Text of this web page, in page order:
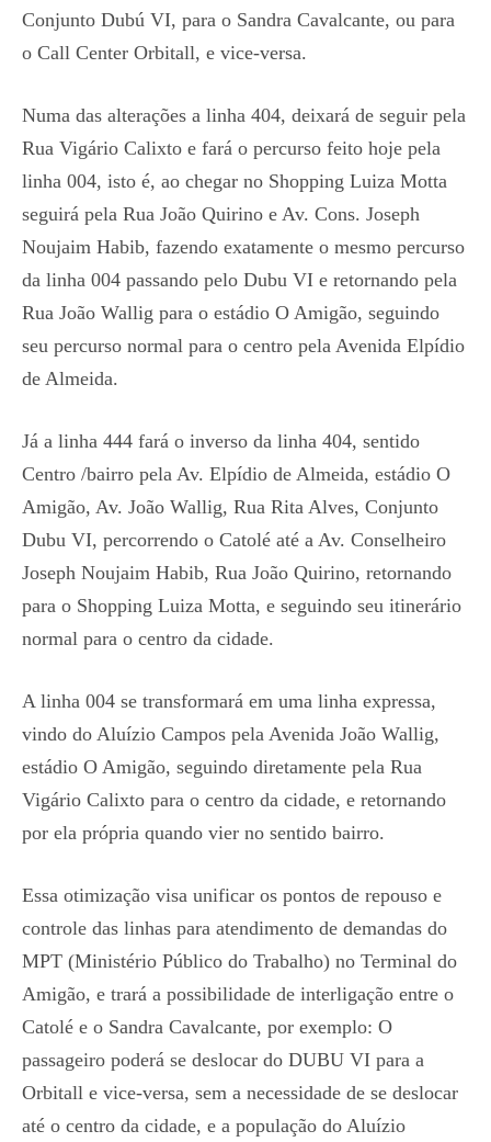
Conjunto Dubú VI, para o Sandra Cavalcante, ou para
o Call Center Orbitall, e vice-versa.
Numa das alterações a linha 404, deixará de seguir pela
Rua Vigário Calixto e fará o percurso feito hoje pela
linha 004, isto é, ao chegar no Shopping Luiza Motta
seguirá pela Rua João Quirino e Av. Cons. Joseph
Noujaim Habib, fazendo exatamente o mesmo percurso
da linha 004 passando pelo Dubu VI e retornando pela
Rua João Wallig para o estádio O Amigão, seguindo
seu percurso normal para o centro pela Avenida Elpídio
de Almeida.
Já a linha 444 fará o inverso da linha 404, sentido
Centro /bairro pela Av. Elpídio de Almeida, estádio O
Amigão, Av. João Wallig, Rua Rita Alves, Conjunto
Dubu VI, percorrendo o Catolé até a Av. Conselheiro
Joseph Noujaim Habib, Rua João Quirino, retornando
para o Shopping Luiza Motta, e seguindo seu itinerário
normal para o centro da cidade.
A linha 004 se transformará em uma linha expressa,
vindo do Aluízio Campos pela Avenida João Wallig,
estádio O Amigão, seguindo diretamente pela Rua
Vigário Calixto para o centro da cidade, e retornando
por ela própria quando vier no sentido bairro.
Essa otimização visa unificar os pontos de repouso e
controle das linhas para atendimento de demandas do
MPT (Ministério Público do Trabalho) no Terminal do
Amigão, e trará a possibilidade de interligação entre o
Catolé e o Sandra Cavalcante, por exemplo: O
passageiro poderá se deslocar do DUBU VI para a
Orbitall e vice-versa, sem a necessidade de se deslocar
até o centro da cidade, e a população do Aluízio